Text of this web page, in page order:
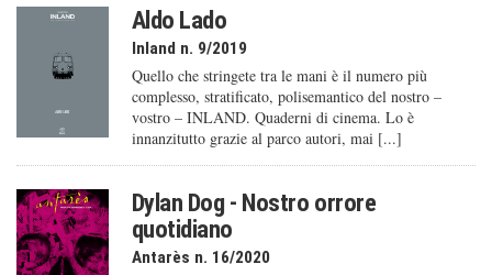
Aldo Lado
Inland n. 9/2019
Quello che stringete tra le mani è il numero più
complesso, stratificato, polisemantico del nostro –
vostro – INLAND. Quaderni di cinema. Lo è
innanzitutto grazie al parco autori, mai [...]
Dylan Dog - Nostro orrore
quotidiano
Antarès n. 16/2020